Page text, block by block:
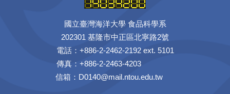
國立臺灣海洋大學 食品科學系
202301 基隆市中正區北寧路2號
電話：+886-2-2462-2192 ext. 5101
傳真：+886-2-2463-4203
信箱：D0140@mail.ntou.edu.tw